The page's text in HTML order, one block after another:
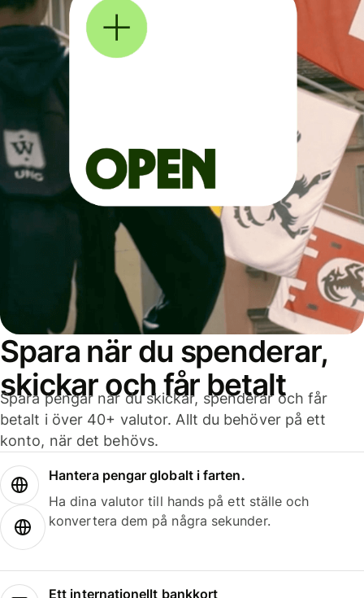
Spara när du spenderar,
skickar och får betalt
Spara pengar när du skickar, spenderar och får
betalt i över 40+ valutor. Allt du behöver på ett
konto, när det behövs.
Hantera pengar globalt i farten.
Ha dina valutor till hands på ett ställe och
konvertera dem på några sekunder.
Ett internationellt bankkort